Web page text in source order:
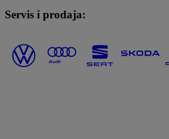
Servis i prodaja: